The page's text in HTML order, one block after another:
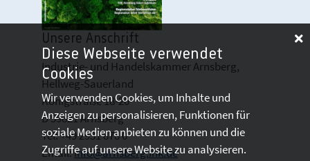
Unsere Anschrift
Industrie- und Handelskammer Arnsberg,
Hellweg-Sauerland
Königstraße 18-20
D 59821 Arnsberg
Tel: +49 2931 878 0
Email:info@arnsberg.ihk.de
Diese Webseite verwendet
Cookies
Wir verwenden Cookies, um Inhalte und
Anzeigen zu personalisieren, Funktionen für
soziale Medien anbieten zu können und die
Zugriffe auf unsere Website zu analysieren.